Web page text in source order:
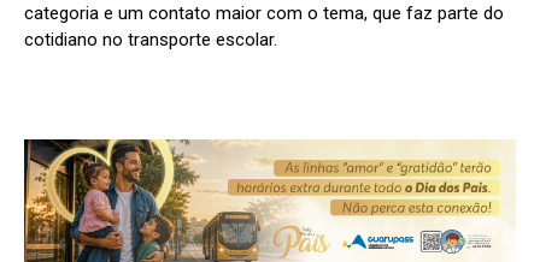
categoria e um contato maior com o tema, que faz parte do
cotidiano no transporte escolar.